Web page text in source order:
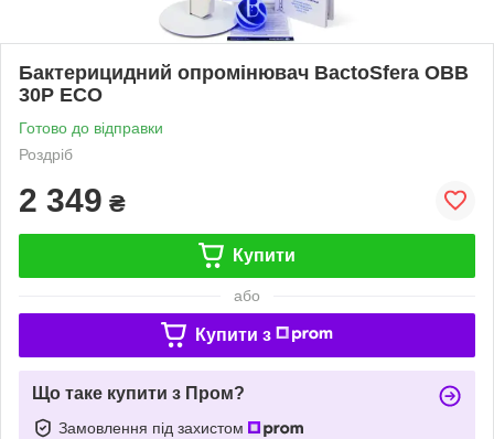
Бактерицидний опромінювач BactoSfera OBB
30P ECO
Готово до відправки
Роздріб
2 349 ₴
Купити
або
Купити з
Що таке купити з Пром?
Замовлення під захистом